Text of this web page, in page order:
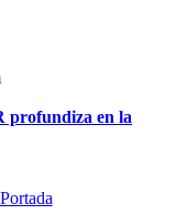
profundiza en la